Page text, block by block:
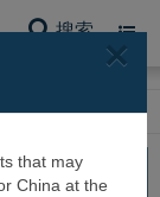
搜索
×
that may
China at the